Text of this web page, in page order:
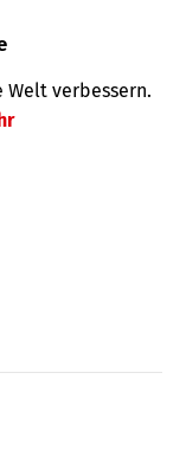
Welt verbessern.